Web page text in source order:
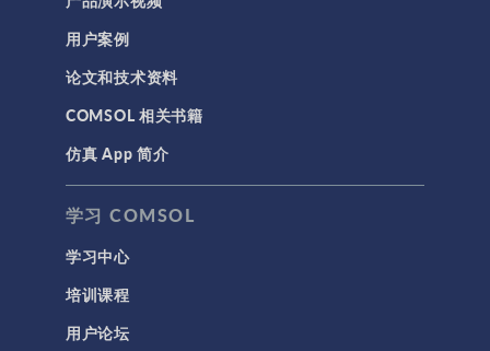
用户案例
论文和技术资料
COMSOL 相关书籍
仿真 App 简介
学习 COMSOL
学习中心
培训课程
用户论坛